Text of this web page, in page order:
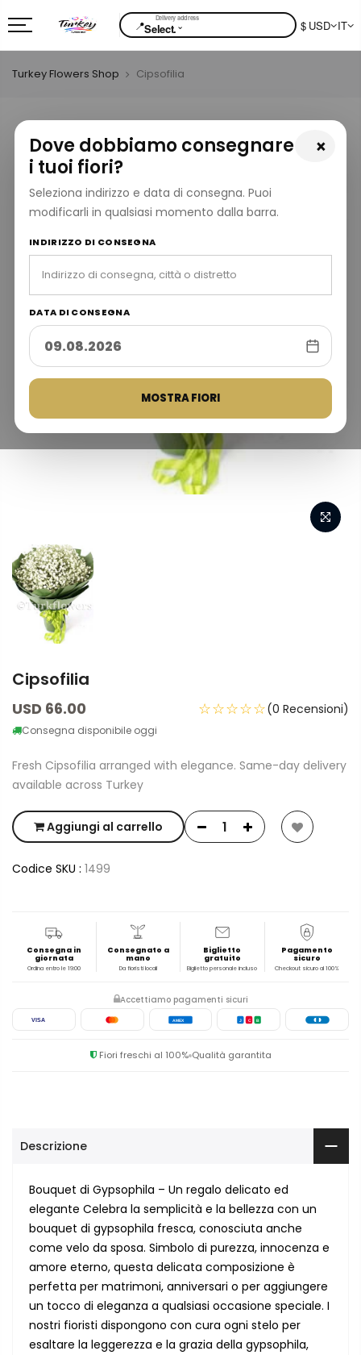
📍Select.⌄ $ USD IT
×
Dove dobbiamo consegnare
i tuoi fiori?
Seleziona indirizzo e data di consegna. Puoi
modificarli in qualsiasi momento dalla barra.
INDIRIZZO DI CONSEGNA
DATA DI CONSEGNA
MOSTRA FIORI
Turkey Flowers Shop Cipsofilia
Cipsofilia
USD 66.00
Consegna disponibile oggi
☆☆☆☆☆(0 Recensioni)
Fresh Cipsofilia arranged with elegance. Same-day delivery
available across Turkey
Aggiungi al carrello
Codice SKU : 1499
Consegna in
giornata
Ordina entro le 19:00
Consegnato a
mano
Da fioristi locali
Biglietto
gratuito
Biglietto personale incluso
Pagamento
sicuro
Checkout sicuro al 100%
Accettiamo pagamenti sicuri
VISA AMEX J C B
Fiori freschi al 100% Qualità garantita
Descrizione
Bouquet di Gypsophila – Un regalo delicato ed
elegante Celebra la semplicità e la bellezza con un
bouquet di gypsophila fresca, conosciuta anche
come velo da sposa. Simbolo di purezza, innocenza e
amore eterno, questa delicata composizione è
perfetta per matrimoni, anniversari o per aggiungere
un tocco di eleganza a qualsiasi occasione speciale. I
nostri fioristi dispongono con cura ogni stelo per
esaltare la leggerezza e la grazia della gypsophila,